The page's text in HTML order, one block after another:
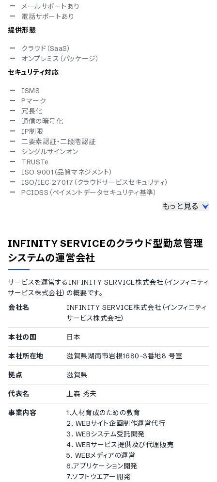
メールサポートあり
電話サポートあり
提供形態
クラウド（SaaS）
オンプレミス（パッケージ）
セキュリティ対応
ISMS
Pマーク
冗長化
通信の暗号化
IP制限
二要素認証・二段階認証
シングルサインオン
TRUSTe
ISO 9001（品質マネジメント）
ISO/IEC 27017（クラウドサービスセキュリティ）
PCIDSS（ペイメントデータセキュリティ基準）
韓国語
スペイン語
ベトナム語
IT導入補助金
IT導入補助金対象
スマホアプリ（iOS）対応
スマホアプリ（Android）対応
モバイルブラウザ（スマホブラウザ）対応
タブレット対応
もっと見る
INFINITY SERVICEのクラウド型勤怠管理
システムの運営会社
サービスを運営する INFINITY SERVICE株式会社（インフィニティ
サービス株式会社） の概要です。
会社名
INFINITY SERVICE株式会社（インフィニティ
サービス株式会社）
本社の国 日本
本社所在地 滋賀県湖南市岩根1680−3番地8 号室
拠点 滋賀県
代表名 上森 秀夫
事業内容
1.人材育成のための教育
2. WEBサイト企画制作運営代行
3. WEBシステム受託開発
4. WEBサービス提供及び代理販売
5. WEBメディアの運営
6.アプリケーション開発
7.ソフトウエアー開発